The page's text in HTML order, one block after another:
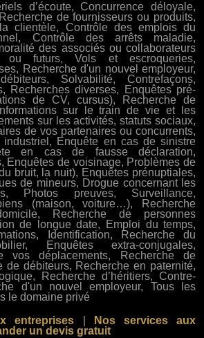
d’écoute, Concurrence déloyale,
de fournisseurs ou produits,
clientèle, Contrôle des emplois du
Contrôle des arrêts maladie,
des associés ou collaborateurs
ou futurs, Vols et escroqueries,
Recherche d'un nouvel employeur,
Solvabilité, Contrefaçons,
Recherches diverses, Enquêtes pré-
de CV, cursus), Recherche de
sur le train de vie et les
sur les activités, statuts sociaux,
de vos partenaires ou concurrents,
industriel, Enquête en cas de sinistre
en cas de fausse déclaration,
Enquêtes de voisinage, Problèmes de
bruit, la nuit), Enquêtes prénuptiales,
de mineurs, Drogue concernant les
Photos preuves, Surveillance,
(maison, voiture…), Recherche
Recherche de personnes
de longue date, Emploi du temps,
Identification, Recherche du
Enquêtes extra-conjugales,
vos déplacements, Recherche de
de débiteurs, Recherche en paternité,
Recherche d’héritiers, Contre-
d'un nouvel employeur, Tous les
le domaine privé
entreprises
Nos services aux
un devis gratuit